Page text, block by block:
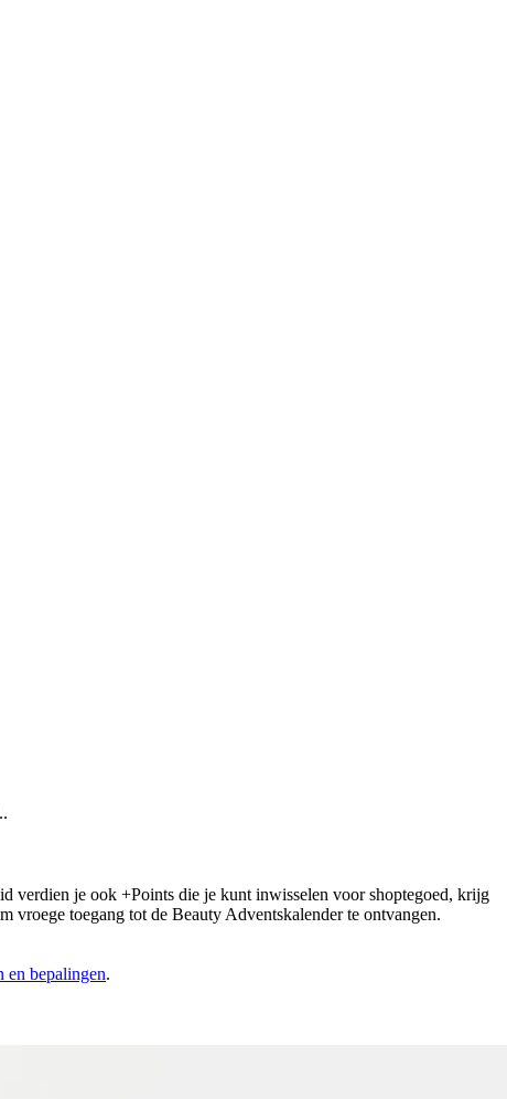
verdien je ook +Points die je kunt inwisselen voor shoptegoed, krijg
vroege toegang tot de Beauty Adventskalender te ontvangen.
en bepalingen.